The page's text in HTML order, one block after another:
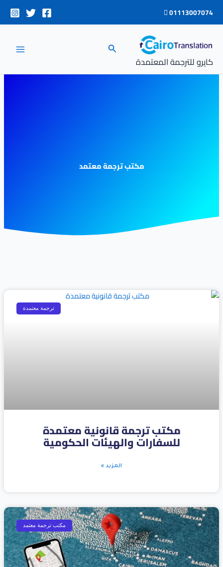
01113007074
كايرو للترجمة المعتمدة
البحث
مكتب ترجمة معتمد
ترجمة معتمدة
مكتب ترجمة قانونية معتمدة
للسفارات والهيئات الحكومية
المزيد »
مكتب ترجمة معتمد